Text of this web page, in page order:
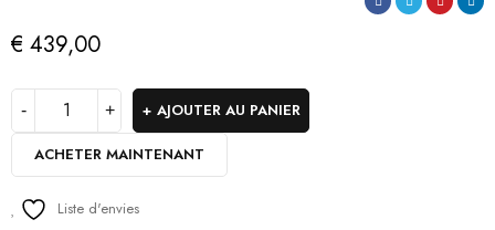
€ 439,00
AJOUTER AU PANIER
ACHETER MAINTENANT
Liste d'envies